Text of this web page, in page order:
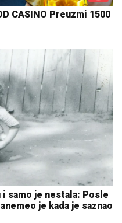
CASINO Preuzmi 1500
samo je nestala: Posle
je kada je saznao